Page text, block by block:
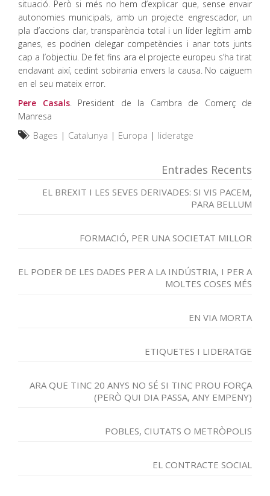
situació. Però si més no hem d’explicar que, sense envair
autonomies municipals, amb un projecte engrescador, un
pla d’accions clar, transparència total i un líder legítim amb
ganes, es podrien delegar competències i anar tots junts
cap a l’objectiu. De fet fins ara el projecte europeu s’ha tirat
endavant així, cedint sobirania envers la causa. No caiguem
en el seu mateix error.
Pere Casals. President de la Cambra de Comerç de
Manresa
Bages | Catalunya | Europa | lideratge
Entrades Recents
EL BREXIT I LES SEVES DERIVADES: SI VIS PACEM,
PARA BELLUM
FORMACIÓ, PER UNA SOCIETAT MILLOR
EL PODER DE LES DADES PER A LA INDÚSTRIA, I PER A
MOLTES COSES MÉS
EN VIA MORTA
ETIQUETES I LIDERATGE
ARA QUE TINC 20 ANYS NO SÉ SI TINC PROU FORÇA
(PERÒ QUI DIA PASSA, ANY EMPENY)
POBLES, CIUTATS O METRÒPOLIS
EL CONTRACTE SOCIAL